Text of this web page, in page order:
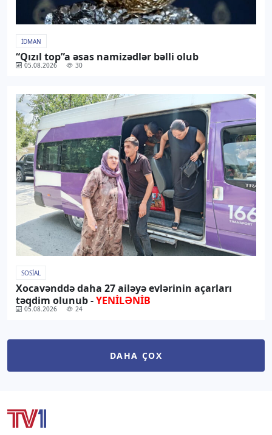
İDMAN
“Qızıl top”a əsas namizədlər bəlli olub
05.08.2026 30
SOSIAL
Xocavənddə daha 27 ailəyə evlərinin açarları
təqdim olunub -YENİLƏNİB
05.08.2026 24
DAHA ÇOX